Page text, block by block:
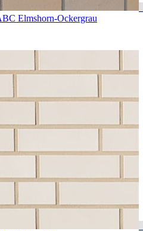
Elmshorn-Ockergrau